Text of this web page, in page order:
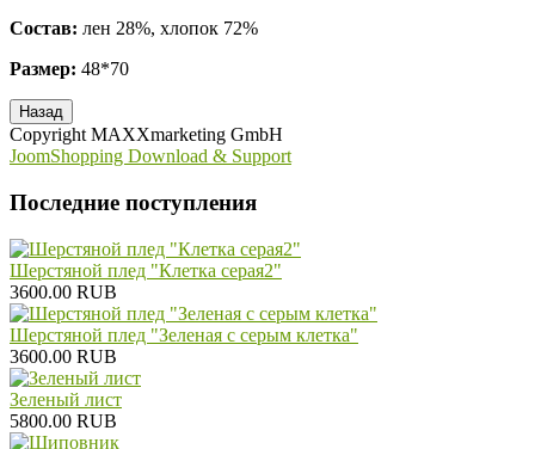
Состав: лен 28%, хлопок 72%
Размер: 48*70
Copyright MAXXmarketing GmbH
JoomShopping Download & Support
Последние поступления
Шерстяной плед "Клетка серая2"
3600.00 RUB
Шерстяной плед "Зеленая с серым клетка"
3600.00 RUB
Зеленый лист
5800.00 RUB